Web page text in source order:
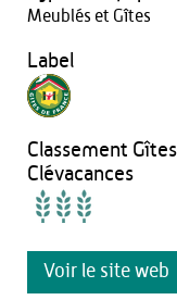
Meublés et Gîtes
Label
Classement
Clévacances
Voir le site web